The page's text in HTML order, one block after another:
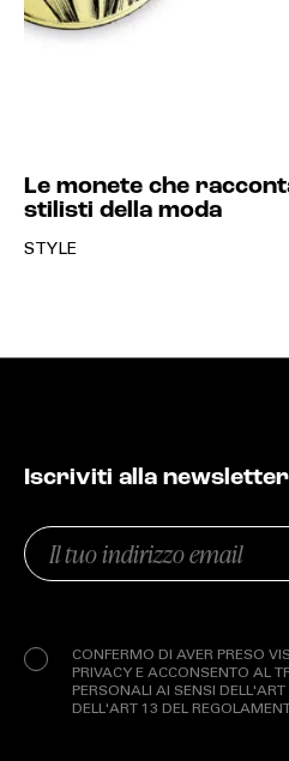
Le monete che
stilisti della moda
STYLE
Iscriviti alla newsletter
Email
(Obbligatorio)
CONFERMO DI AVER PRESO
PRIVACY E ACCONSENTO AL
PERSONALI AI SENSI
DELL'ART 13 DEL